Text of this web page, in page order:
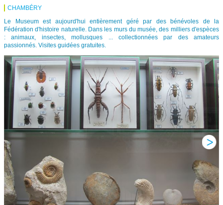
CHAMBÉRY
Le Museum est aujourd'hui entièrement géré par des bénévoles de la
Fédération d'histoire naturelle. Dans les murs du musée, des milliers d'espèces
: animaux, insectes, mollusques ... collectionnées par des amateurs
passionnés. Visites guidées gratuites.